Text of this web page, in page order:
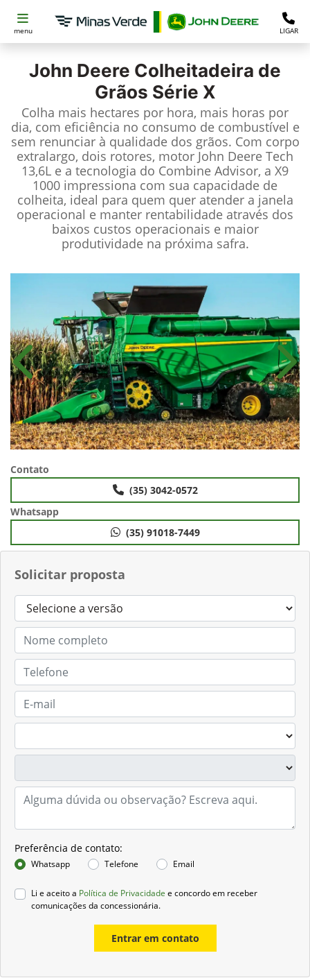
menu LIGAR
John Deere Colheitadeira de
Grãos Série X
Colha mais hectares por hora, mais horas por
dia, com eficiência no consumo de combustível e
sem renunciar à qualidade dos grãos. Com corpo
extralargo, dois rotores, motor John Deere Tech
13,6L e a tecnologia do Combine Advisor, a X9
1000 impressiona com sua capacidade de
colheita, ideal para quem quer atender a janela
operacional e manter rentabilidade através dos
baixos custos operacionais e maior
produtividade na próxima safra.
Solicitar proposta
Preferência de contato:
Whatsapp Telefone Email
Li e aceito a Política de Privacidade e concordo em receber
comunicações da concessionária.
Entrar em contato
Anterior
Contato
(35) 3042-0572
Whatsapp
(35) 91018-7449